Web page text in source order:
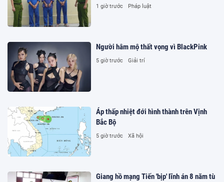
1 giờ trước Pháp luật
Người hâm mộ thất vọng vì BlackPink
5 giờ trước Giải trí
Áp thấp nhiệt đới hình thành trên Vịnh
Bắc Bộ
5 giờ trước Xã hội
Giang hồ mạng Tiến 'bịp' lĩnh án 8 năm tù